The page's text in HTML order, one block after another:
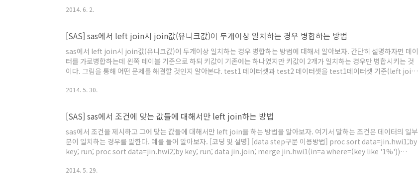
end; run; 코딩을 설명하면 select(k)로 k변수에 대해서 라고 지정을 해주는 것이다. 그리고 when(1)은 k변수의 값이 1일..
2014. 6. 2.
[SAS] sas에서 left join시 join값(유니크값)이 두개이상 일치하는 경우 병합하는 방법
sas에서 left join시 join값(유니크값)이 두개이상 일치하는 경우 병합하는 방법에 대해서 알아보자. 간단히 설명하자면 데이
터를 가로병합하는데 왼쪽 테이블 기준으로 하되 키값이 기존에는 하나였지만 키값이 2개가 일치하는 경우만 병합시키는 것
이다. 그림을 통해 어떤 문제를 해결할 것인지 알아본다. test1 데이터셋과 test2 데이터셋을 test1데이터셋 기준(left join)
과 같이 check가 붙으면서 병합이 되어야한다. [코딩과정] [예제 데이터생성] data test1; input k$ j$; cards; A T A A C B
2014. 5. 30.
[SAS] sas에서 조건에 맞는 값들에 대해서만 left join하는 방법
sas에서 조건을 제시하고 그에 맞는 값들에 대해서만 left join을 하는 방법을 알아보자. 여기서 말하는 조건은 데이터의 일부
분이 일치하는 경우를 말한다. 예를 들어 알아보자. [코딩 및 설명] [data step구문 이용방법] proc sort data=jin.hwi1;by
key; run; proc sort data=jin.hwi2;by key; run; data jin.join; merge jin.hwi1(in=a where=(key like '1%'))
한다. 그리고 merge를 이용해 가로병합을 실시하는데 where문이 추가된 것을 볼 ..
2014. 5. 29.